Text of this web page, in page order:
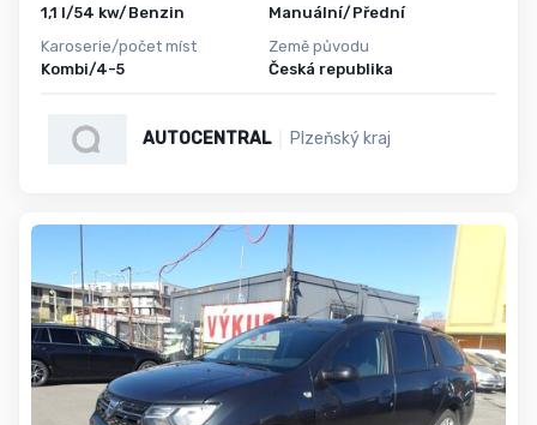
1,1 l/54 kw/Benzin
Karoserie/počet míst
Kombi/4-5
Manuální/Přední
Země původu
Česká republika
AUTOCENTRAL Plzeňský kraj